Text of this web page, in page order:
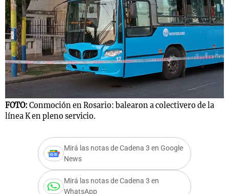
FOTO: Conmoción en Rosario: balearon a colectivero de la
línea K en pleno servicio.
Mirá las notas de Cadena 3 en Google
News
Mirá las notas de Cadena 3 en
WhatsApp
Mundial 2026
Notas
La Sole en
Cadena 3